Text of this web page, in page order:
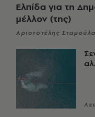
Ελπίδα για τη
μέλλον (της)
Αριστοτέλης